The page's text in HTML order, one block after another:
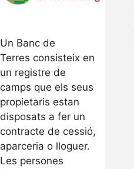
Un Banc de
Terres consisteix en
un registre de
camps que els seus
propietaris estan
disposats a fer un
contracte de cessió,
aparceria o lloguer.
Les persones